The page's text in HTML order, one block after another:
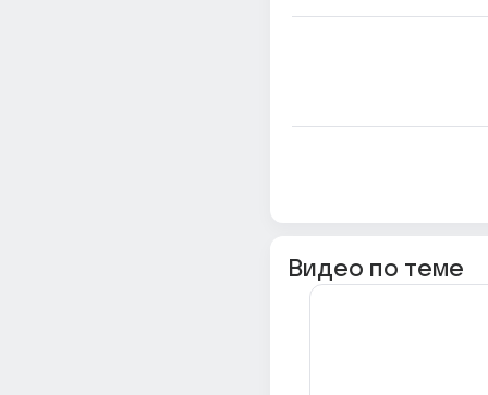
Видео по теме